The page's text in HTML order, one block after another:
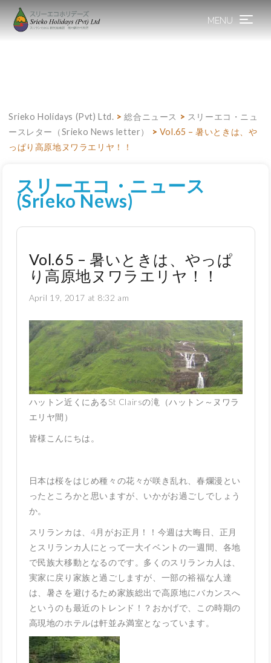
MENU Toggle
Srieko Holidays (Pvt) Ltd. >総合ニュース > スリーエコ・ニュ
ースレター（Srieko News letter）
> Vol.65 – 暑いときは、や
っぱり高原地ヌワラエリヤ！！
スリーエコ・ニュース
(Srieko News)
Vol.65 – 暑いときは、やっぱ
り高原地ヌワラエリヤ！！
April 19, 2017 at 8:32 am
ハットン近くにあるSt Clairsの滝（ハットン～ヌワラ
エリヤ間）
皆様こんにちは。
日本は桜をはじめ種々の花々が咲き乱れ、春爛漫とい
ったところかと思いますが、いかがお過ごしでしょう
か。
スリランカは、4月がお正月！！今週は大晦日、正月
とスリランカ人にとって一大イベントの一週間、各地
で民族大移動となるのです。多くのスリランカ人は、
実家に戻り家族と過ごしますが、一部の裕福な人達
は、暑さを避けるため家族総出で高原地にバカンスへ
というのも最近のトレンド！？おかげで、この時期の
高現地のホテルは軒並み満室となっています。